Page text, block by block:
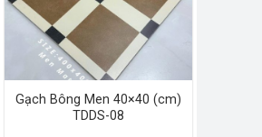
Gạch Bông Men 40×40 (cm)
TDDS-08